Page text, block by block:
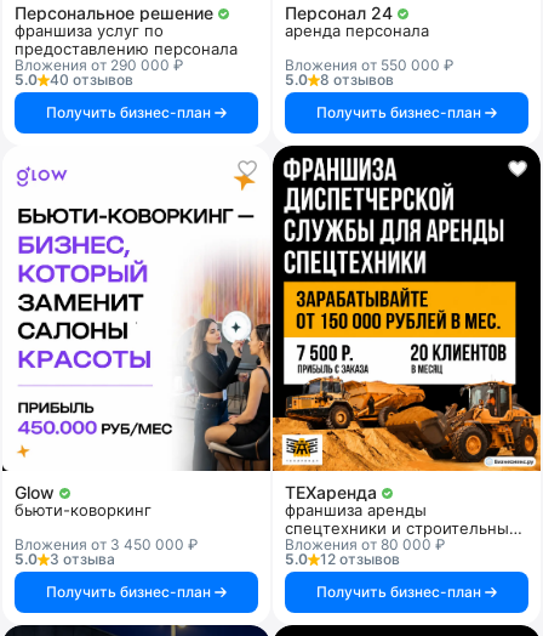
Персональное решение
франшиза услуг по
предоставлению персонала
Вложения от 290 000 ₽
5.0
40 отзывов
Получить бизнес-план
Персонал 24
аренда персонала
Вложения от 550 000 ₽
5.0
8 отзывов
Получить бизнес-план
Glow
бьюти-коворкинг
Вложения от 3 450 000 ₽
5.0
3 отзыва
Получить бизнес-план
ТЕХаренда
франшиза аренды
спецтехники и строительных
услуг
Вложения от 80 000 ₽
5.0
12 отзывов
Получить бизнес-план